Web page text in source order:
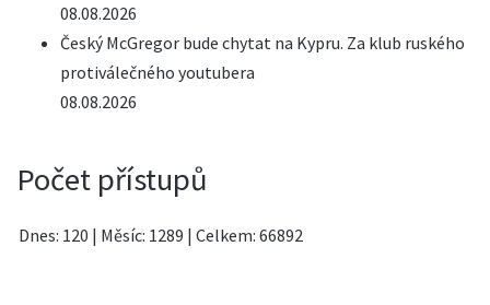
08.08.2026
Český McGregor bude chytat na Kypru. Za klub ruského
protiválečného youtubera
08.08.2026
Počet přístupů
Dnes: 120 | Měsíc: 1289 | Celkem: 66892